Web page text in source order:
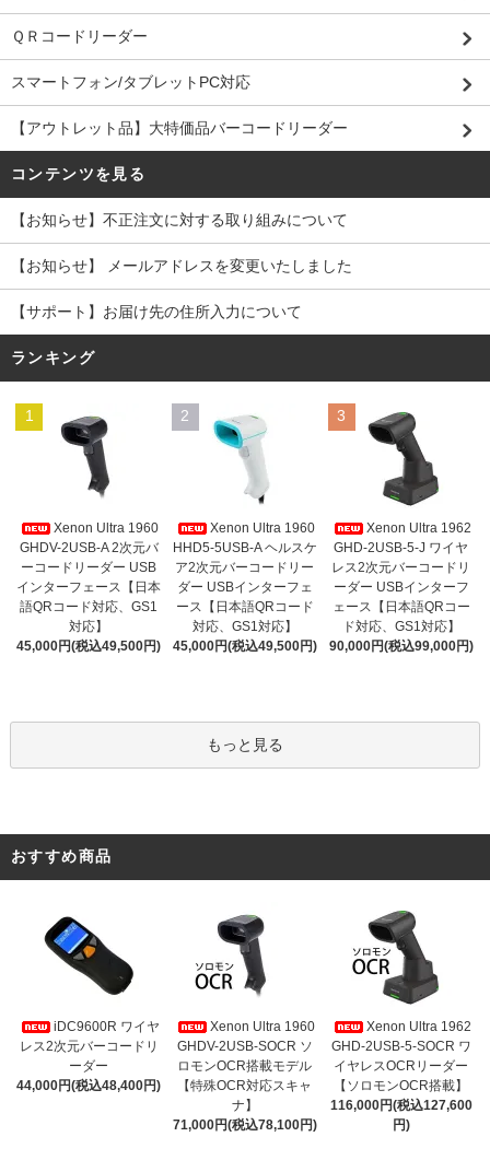
ＱＲコードリーダー
スマートフォン/タブレットPC対応
【アウトレット品】大特価品バーコードリーダー
コンテンツを見る
【お知らせ】不正注文に対する取り組みについて
【お知らせ】 メールアドレスを変更いたしました
【サポート】お届け先の住所入力について
ランキング
1
Xenon Ultra 1960
GHDV-2USB-A 2次元バ
ーコードリーダー USB
インターフェース【日本
語QRコード対応、GS1
対応】
45,000円(税込49,500円)
2
Xenon Ultra 1960
HHD5-5USB-A ヘルスケ
ア2次元バーコードリー
ダー USBインターフェ
ース【日本語QRコード
対応、GS1対応】
45,000円(税込49,500円)
3
Xenon Ultra 1962
GHD-2USB-5-J ワイヤ
レス2次元バーコードリ
ーダー USBインターフ
ェース【日本語QRコー
ド対応、GS1対応】
90,000円(税込99,000円)
もっと見る
おすすめ商品
iDC9600R ワイヤ
レス2次元バーコードリ
ーダー
44,000円(税込48,400円)
Xenon Ultra 1960
GHDV-2USB-SOCR ソ
ロモンOCR搭載モデル
【特殊OCR対応スキャ
ナ】
71,000円(税込78,100円)
Xenon Ultra 1962
GHD-2USB-5-SOCR ワ
イヤレスOCRリーダー
【ソロモンOCR搭載】
116,000円(税込127,600
円)